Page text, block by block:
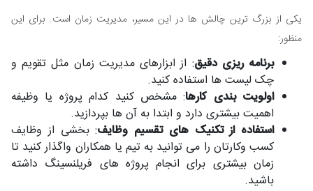
یکی از بزرگ ترین چالش ها در این مسیر، مدیریت زمان است. برای این
منظور:
برنامه ریزی دقیق: از ابزارهای مدیریت زمان مثل تقویم و
چک لیست ها استفاده کنید.
اولویت بندی کارها: مشخص کنید کدام پروژه یا وظیفه
اهمیت بیشتری دارد و ابتدا به آن ها بپردازید.
استفاده از تکنیک های تقسیم وظایف: بخشی از وظایف
کسب وکارتان را می توانید به تیم یا همکاران واگذار کنید تا
زمان بیشتری برای انجام پروژه های فریلنسینگ داشته
باشید.